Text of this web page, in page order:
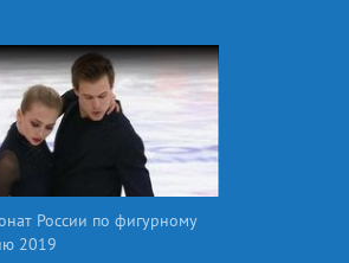
России по фигурному
2019